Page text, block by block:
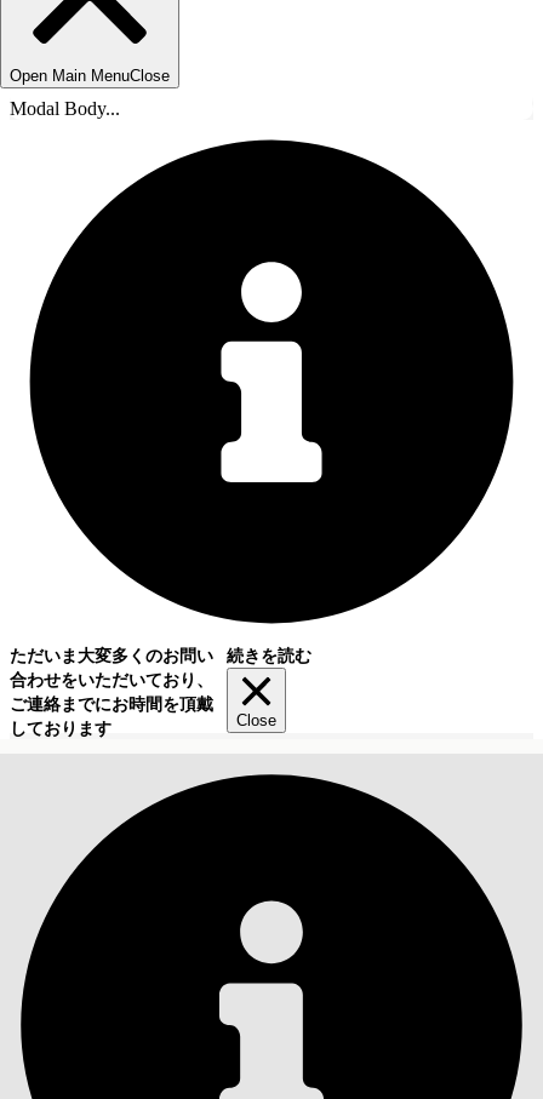
Open Main MenuClose
Modal Body...
ただいま大変多くのお問い
合わせをいただいており、
ご連絡までにお時間を頂戴
しております
続きを読む
Close
目次